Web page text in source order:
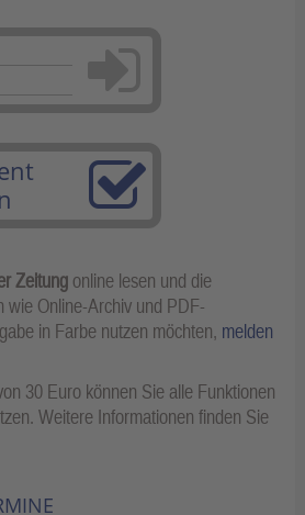
Anmelden
Zeitung online lesen und die
wie Online-Archiv und PDF-
in Farbe nutzen möchten, melden
30 Euro können Sie alle Funktionen
Weitere Informationen finden Sie